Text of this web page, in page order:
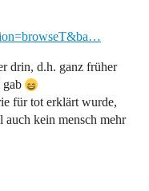
drin, d.h. ganz früher
für tot erklärt wurde,
auch kein mensch mehr